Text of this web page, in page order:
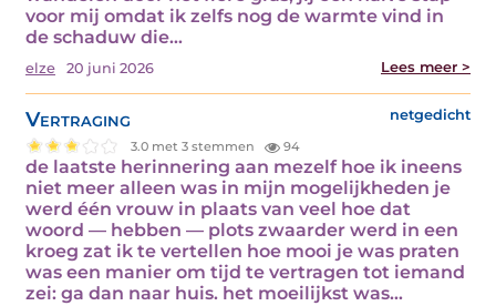
voor mij omdat ik zelfs nog de warmte vind in
de schaduw die…
elze 20 juni 2026 Lees meer >
Vertraging netgedicht
3.0 met 3 stemmen 94
de laatste herinnering aan mezelf hoe ik ineens
niet meer alleen was in mijn mogelijkheden je
werd één vrouw in plaats van veel hoe dat
woord — hebben — plots zwaarder werd in een
kroeg zat ik te vertellen hoe mooi je was praten
was een manier om tijd te vertragen tot iemand
zei: ga dan naar huis. het moeilijkst was…